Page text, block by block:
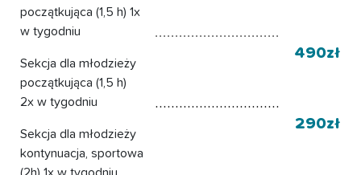
początkująca (1,5 h) 1x
w tygodniu
Sekcja dla młodzieży
początkująca (1,5 h)
2x w tygodniu
490zł
Sekcja dla młodzieży
kontynuacja, sportowa
290zł